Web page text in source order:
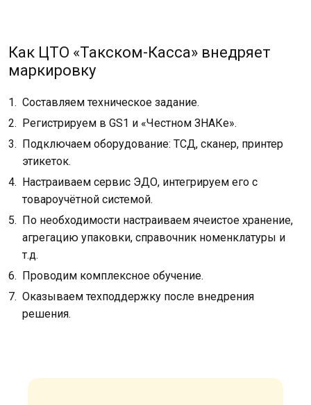
Как ЦТО «Такском-Касса» внедряет
маркировку
Составляем техническое задание.
Регистрируем в GS1 и «Честном ЗНАКе».
Подключаем оборудование: ТСД, сканер, принтер
этикеток.
Настраиваем сервис ЭДО, интегрируем его с
товароучётной системой.
По необходимости настраиваем ячеистое хранение,
агрегацию упаковки, справочник номенклатуры и
т.д.
Проводим комплексное обучение.
Оказываем техподдержку после внедрения
решения.